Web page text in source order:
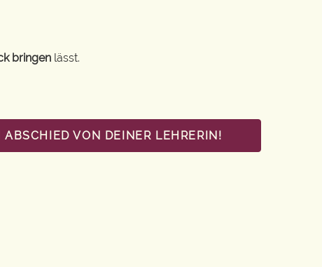
bringen lässt.
VON DEINER LEHRERIN!